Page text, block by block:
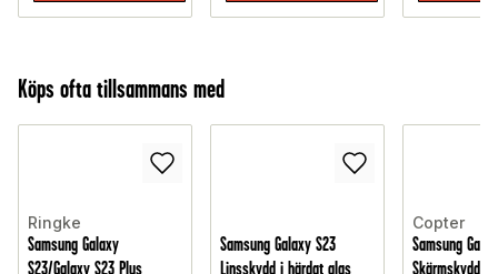
Köps ofta tillsammans med
Ringke
Samsung Galaxy
S23/Galaxy S23 Plus
Samsung Galaxy S23
Linsskydd i härdat glas
Copter
Samsung
Skärmskydd